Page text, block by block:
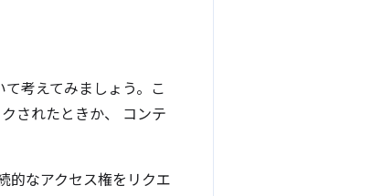
考えてみましょう。こ
されたときか、 コンテ
的なアクセス権をリクエ